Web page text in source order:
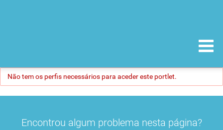
Não tem os perfis necessários para aceder este portlet.
Encontrou algum problema nesta página?